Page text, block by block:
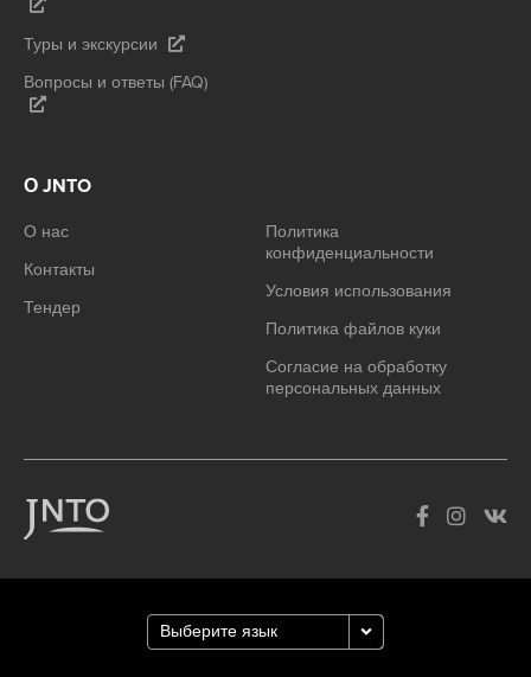
Туры и экскурсии
Вопросы и ответы (FAQ)
О JNTO
О нас
Контакты
Тендер
Политика
конфиденциальности
Условия использования
Политика файлов куки
Согласие на обработку
персональных данных